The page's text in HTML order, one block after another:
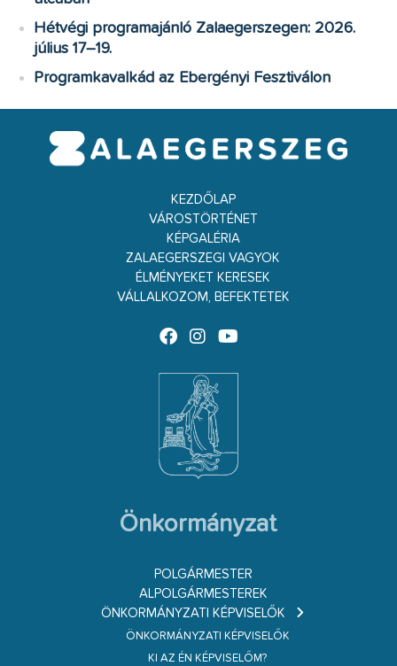
Hétvégi programajánló Zalaegerszegen: 2026.
július 17–19.
Programkavalkád az Ebergényi Fesztiválon
KEZDŐLAP
VÁROSTÖRTÉNET
KÉPGALÉRIA
ZALAEGERSZEGI VAGYOK
ÉLMÉNYEKET KERESEK
VÁLLALKOZOM, BEFEKTETEK
Önkormányzat
POLGÁRMESTER
ALPOLGÁRMESTEREK
ÖNKORMÁNYZATI KÉPVISELŐK
ÖNKORMÁNYZATI KÉPVISELŐK
KI AZ ÉN KÉPVISELŐM?